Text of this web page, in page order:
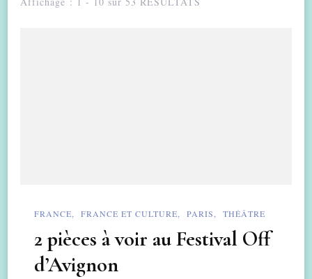
FRANCE FRANCE ET CULTURE PARIS THÉÂTRE
2 pièces à voir au Festival Off
d’Avignon